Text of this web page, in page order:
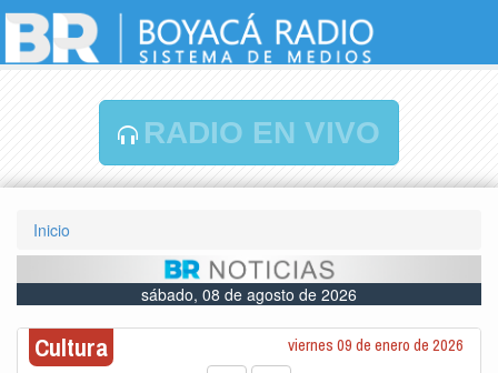
RADIO EN VIVO
Inicio
sábado, 08 de agosto de 2026
Cultura viernes 09 de enero de 2026